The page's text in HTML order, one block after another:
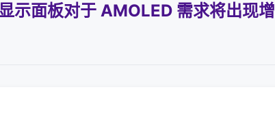
示面板对于 AMOLED 需求将出现